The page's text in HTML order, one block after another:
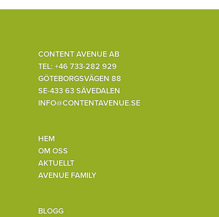
CONTENT AVENUE AB
TEL: +46 733-282 929
GÖTEBORGSVÄGEN 88
SE-433 63 SÄVEDALEN
INFO@CONTENTAVENUE.SE
HEM
OM OSS
AKTUELLT
AVENUE FAMILY
BLOGG